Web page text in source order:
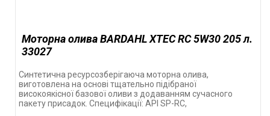
Моторна олива BARDAHL XTEC RC 5W30 205 л.
33027
Синтетична ресурсозберігаюча моторна олива,
виготовлена ​​на основі тщательно підібраної
високоякісної базової оливи з додаванням сучасного
пакету присадок. Специфікації: API SP-RC,